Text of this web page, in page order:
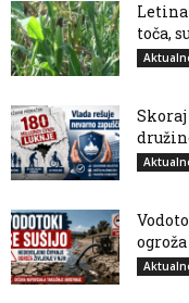
toča,